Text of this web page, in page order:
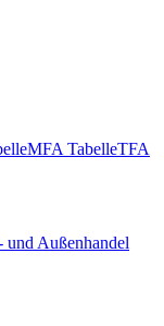
MFA TabelleTFA
und Außenhandel